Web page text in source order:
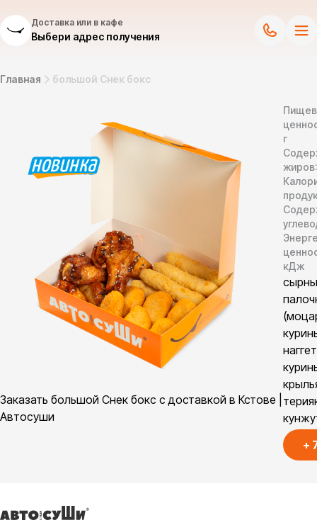
Доставка или в кафе
Выбери адрес получения
Главная большой Снек бокс
Заказать большой Снек бокс с доставкой в Кстове |
Автосуши
г
кДж
+